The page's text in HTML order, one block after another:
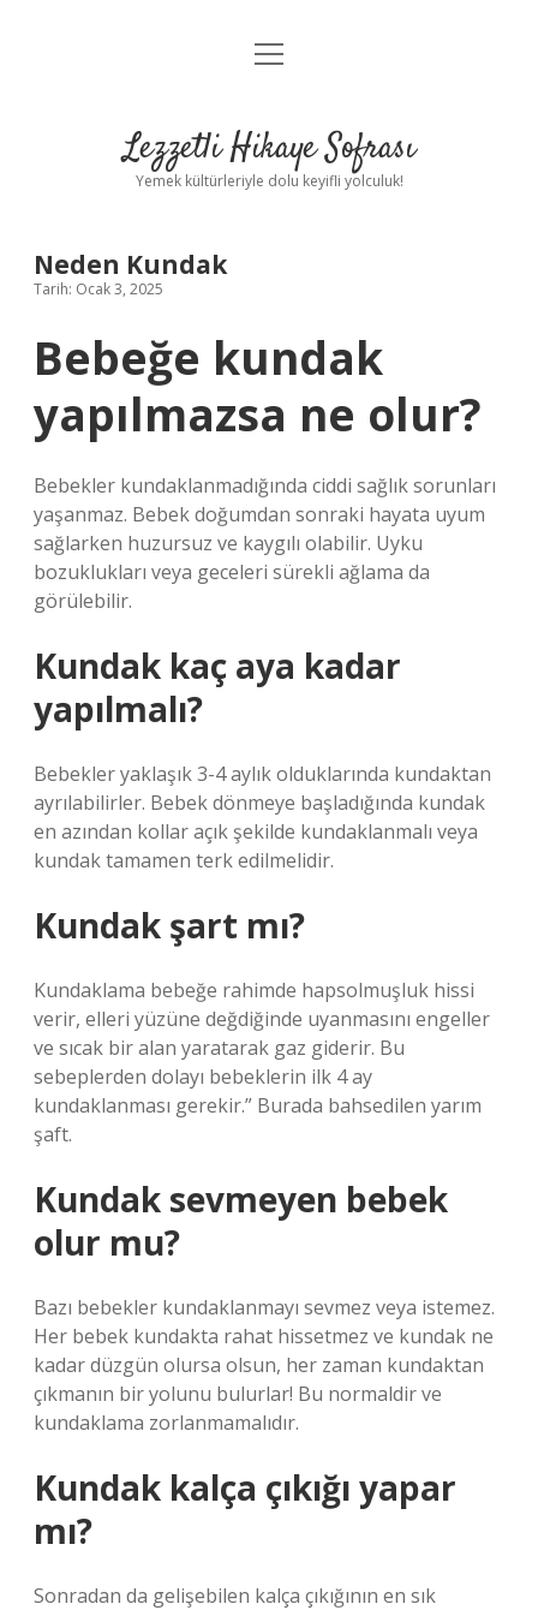
Anasayfa
Yasal Uyarı
menüyü
Lezzetli Hikaye Sofrası
Yemek kültürleriyle dolu keyifli yolculuk!
Neden Kundak
Tarih: Ocak 3, 2025
Bebeğe kundak
yapılmazsa ne olur?
Bebekler kundaklanmadığında ciddi sağlık sorunları
yaşanmaz. Bebek doğumdan sonraki hayata uyum
sağlarken huzursuz ve kaygılı olabilir. Uyku
bozuklukları veya geceleri sürekli ağlama da
görülebilir.
Kundak kaç aya kadar
yapılmalı?
Bebekler yaklaşık 3-4 aylık olduklarında kundaktan
ayrılabilirler. Bebek dönmeye başladığında kundak
en azından kollar açık şekilde kundaklanmalı veya
kundak tamamen terk edilmelidir.
Kundak şart mı?
Kundaklama bebeğe rahimde hapsolmuşluk hissi
verir, elleri yüzüne değdiğinde uyanmasını engeller
ve sıcak bir alan yaratarak gaz giderir. Bu
sebeplerden dolayı bebeklerin ilk 4 ay
kundaklanması gerekir.” Burada bahsedilen yarım
şaft.
Kundak sevmeyen bebek
olur mu?
Bazı bebekler kundaklanmayı sevmez veya istemez.
Her bebek kundakta rahat hissetmez ve kundak ne
kadar düzgün olursa olsun, her zaman kundaktan
çıkmanın bir yolunu bulurlar! Bu normaldir ve
kundaklama zorlanmamalıdır.
Kundak kalça çıkığı yapar
mı?
Sonradan da gelişebilen kalça çıkığının en sık